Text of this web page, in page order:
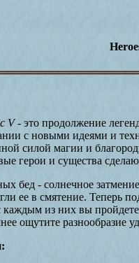
V- это продолжение
с новыми идеями и
силой магии и
герои и существа
бед - солнечное
ее в смятение. Теперь
каждым из них вы
ощутите разнообразие